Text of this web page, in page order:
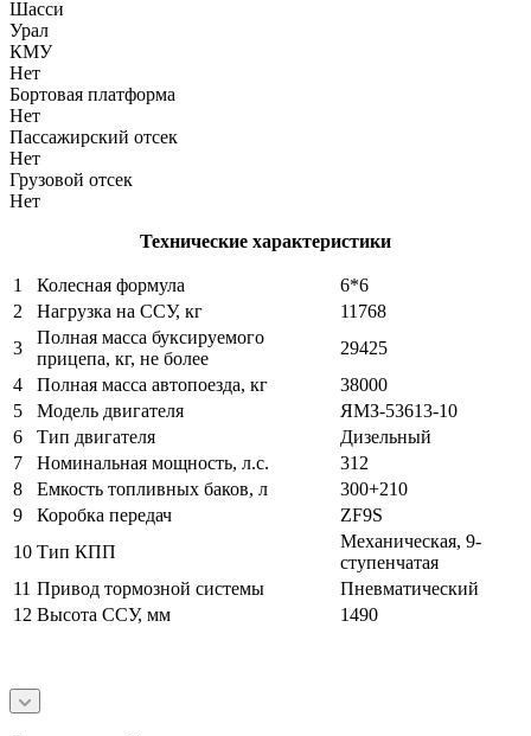
Шасси
Урал
КМУ
Нет
Бортовая платформа
Нет
Пассажирский отсек
Нет
Грузовой отсек
Нет
Технические характеристики
1 Колесная формула
6*6
2
Нагрузка на ССУ, кг
11768
3
Полная масса буксируемого
прицепа, кг, не более
29425
4
Полная масса автопоезда, кг
38000
5
Модель двигателя
ЯМЗ-53613-10
6
Тип двигателя
Дизельный
7
Номинальная мощность, л.с.
312
8
Емкость топливных баков, л
300+210
9
Коробка передач
ZF9S
10 Тип КПП
Механическая, 9-
ступенчатая
11 Привод тормозной системы
Пневматический
12 Высота ССУ, мм 1490